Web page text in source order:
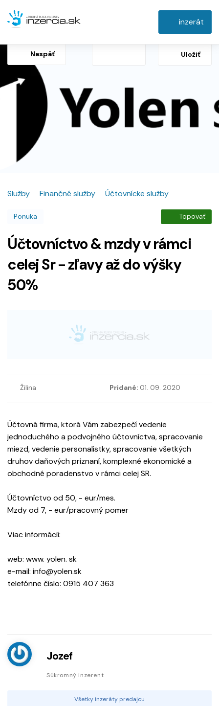
inzerát
Naspäť Uložiť
Služby Finančné služby Účtovnícke služby
Ponuka Topovať
Účtovníctvo & mzdy v rámci
celej Sr - zľavy až do výšky
50%
Žilina Pridané: 01. 09. 2020
Účtovná firma, ktorá Vám zabezpečí vedenie
jednoduchého a podvojného účtovníctva, spracovanie
miezd, vedenie personalistky, spracovanie všetkých
druhov daňových priznaní, komplexné ekonomické a
obchodné poradenstvo v rámci celej SR.
Účtovníctvo od 50, - eur/mes.
Mzdy od 7, - eur/pracovný pomer
Viac informácií:
web: www. yolen. sk
e-mail: info@yolen.sk
telefónne číslo: 0915 407 363
Jozef
Súkromný inzerent
Všetky inzeráty predajcu